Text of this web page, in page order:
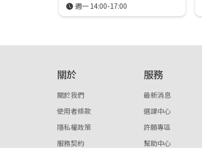
週一 14:00-17:00
關於
關於我們
使用者條款
隱私權政策
服務契約
服務
最新消息
選課中心
許願專區
幫助中心